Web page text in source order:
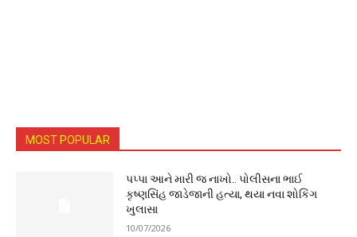
MOST POPULAR
પપ્પા આને મારી જ નાખો.. પોલીસના ભાઈ
કૃષ્ણસિંહ જાડેજાની હત્યા, થયા નવા શોકિંગ
ખુલાસા
10/07/2026